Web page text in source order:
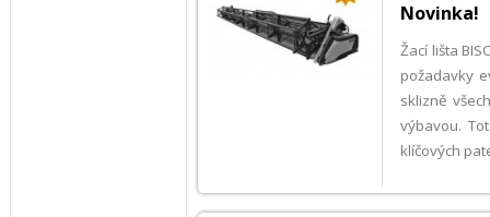
Novinka!
Žací lišta
požadavky
sklizně
výbavou.
klíčových